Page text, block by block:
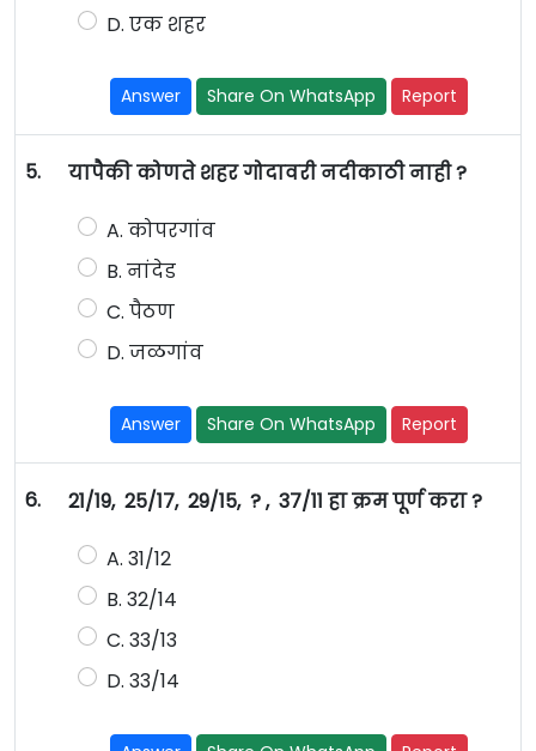
D. एक शहर
Answer Share On WhatsApp Report
5. यापैकी कोणते शहर गोदावरी नदीकाठी नाही ?
A. कोपरगांव
B. नांदेड
C. पैठण
D. जळगांव
Answer Share On WhatsApp Report
6. 21/19, 25/17, 29/15, ? , 37/11 हा क्रम पूर्ण करा ?
A. 31/12
B. 32/14
C. 33/13
D. 33/14